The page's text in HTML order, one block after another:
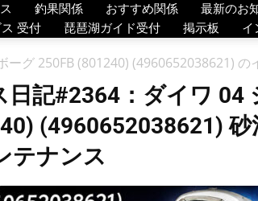
釣果関係 おすすめ関係 最新のお
受付
琵琶湖ガイド受付 掲示板 イ
ーグ 250FB (801240) (4960652038621) の
日記#2364：ダイワ 04
(4960652038621)
テナンス